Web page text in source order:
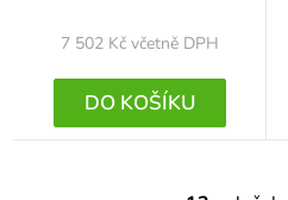
7 502 Kč včetně DPH
DO KOŠÍKU